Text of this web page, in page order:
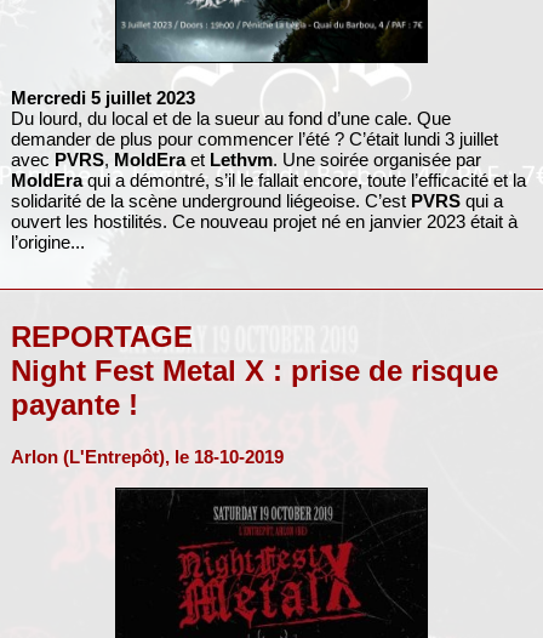
Mercredi 5 juillet 2023
Du lourd, du local et de la sueur au fond d’une cale. Que
demander de plus pour commencer l’été ? C’était lundi 3 juillet
avec PVRS, MoldEraet Lethvm. Une soirée organisée par
MoldEraqui a démontré, s’il le fallait encore, toute l’efficacité et la
solidarité de la scène underground liégeoise. C’est PVRSqui a
ouvert les hostilités. Ce nouveau projet né en janvier 2023 était à
l’origine...
REPORTAGE
Night Fest Metal X : prise de risque
payante !
Arlon (L'Entrepôt), le 18-10-2019